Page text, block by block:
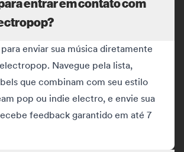
enviar sua música diretamente
Navegue pela lista,
que combinam com seu estilo
pop ou indie electro, e envie sua
feedback garantido em até 7